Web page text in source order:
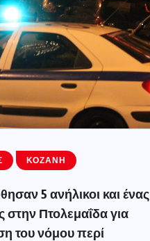
ΚΟΖΆΝΗ
5 ανήλικοι και ένας
στην Πτολεμαΐδα για
του νόμου περί